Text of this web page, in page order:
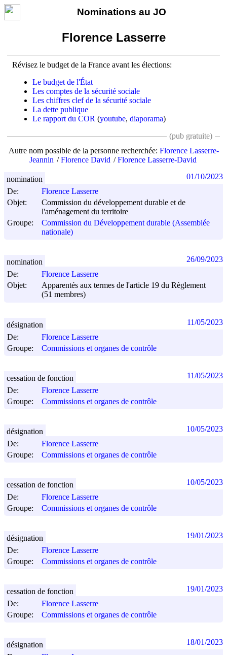
Nominations au JO
Florence Lasserre
Révisez le budget de la France avant les élections:
Le budget de l'État
Les comptes de la sécurité sociale
Les chiffres clef de la sécurité sociale
La dette publique
Le rapport du COR (youtube, diaporama)
(pub gratuite)
Autre nom possible de la personne recherchée: Florence Lasserre-
Jeannin
Florence David Florence Lasserre-David
De:
Florence Lasserre
Objet:
Commission du développement durable et de
l'aménagement du territoire
Groupe:
Commission du Développement durable (Assemblée
nationale)
nomination 01/10/2023
De:
Florence Lasserre
Objet:
Apparentés aux termes de l'article 19 du Règlement
(51 membres)
nomination 26/09/2023
De:
Florence Lasserre
Groupe:
Commissions et organes de contrôle
désignation 11/05/2023
De:
Florence Lasserre
Groupe:
Commissions et organes de contrôle
cessation de fonction 11/05/2023
De:
Florence Lasserre
Groupe:
Commissions et organes de contrôle
désignation 10/05/2023
De:
Florence Lasserre
Groupe:
Commissions et organes de contrôle
cessation de fonction 10/05/2023
De:
Florence Lasserre
Groupe:
Commissions et organes de contrôle
désignation 19/01/2023
De:
Florence Lasserre
Groupe:
Commissions et organes de contrôle
cessation de fonction 19/01/2023
désignation 18/01/2023